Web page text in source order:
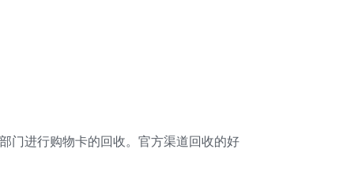
门进行购物卡的回收。官方渠道回收的好